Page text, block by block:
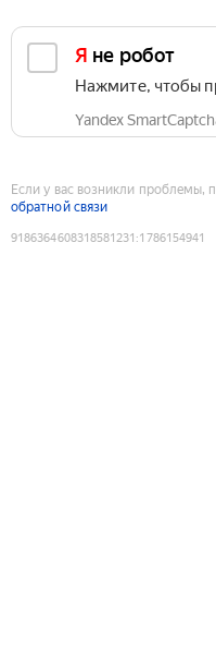
Я не робот
Нажмите, чтобы
Yandex
Если у вас возникли проблемы,
обратной связи
9186364608318581231 :1786154941